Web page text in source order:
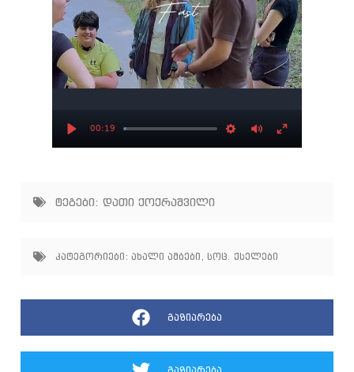
Play
00:19
Settings
MuteEnter
ტეგები: დათი ქოქრაშვილი
კატეგორიები: ახალი ამბები , სოც. ქსელები
გაზიარება